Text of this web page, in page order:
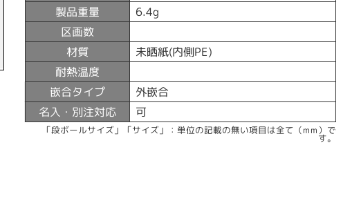
製品重量 6.4g
区画数
材質 未晒紙(内側PE)
耐熱温度
嵌合タイプ 外嵌合
名入・別注対応 可
「段ボールサイズ」「サイズ」：単位の記載の無い項目は全て（mm）で
す。